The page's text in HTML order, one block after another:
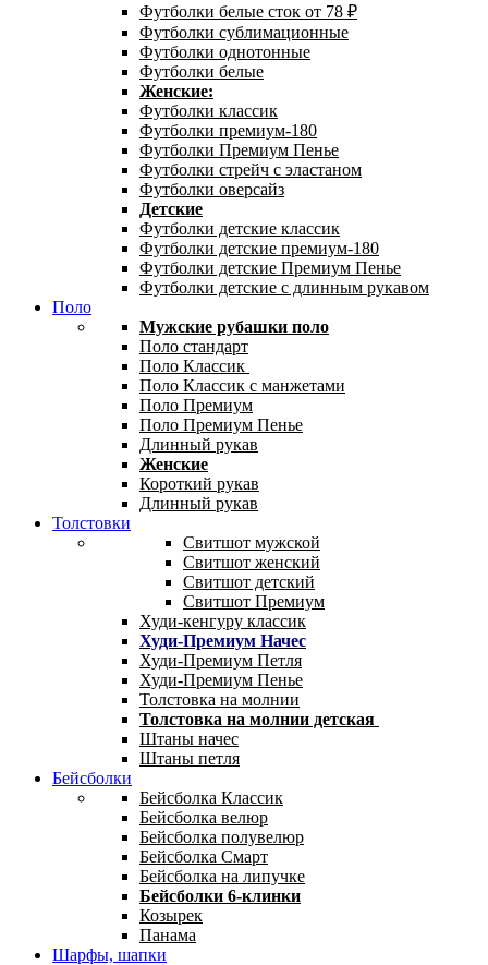
Футболки белые сток от 78 ₽
Футболки сублимационные
Футболки однотонные
Футболки белые
Женские:
Футболки классик
Футболки премиум-180
Футболки Премиум Пенье
Футболки стрейч с эластаном
Футболки оверсайз
Детские
Футболки детские классик
Футболки детские премиум-180
Футболки детские Премиум Пенье
Футболки детские с длинным рукавом
Поло
Мужские рубашки поло
Поло стандарт
Поло Классик
Поло Классик с манжетами
Поло Премиум
Поло Премиум Пенье
Длинный рукав
Женские
Короткий рукав
Длинный рукав
Толстовки
Свитшот мужской
Свитшот женский
Свитшот детский
Свитшот Премиум
Худи-кенгуру классик
Худи-Премиум Начес
Худи-Премиум Петля
Худи-Премиум Пенье
Толстовка на молнии
Толстовка на молнии детская
Штаны начес
Штаны петля
Бейсболки
Бейсболка Классик
Бейсболка велюр
Бейсболка полувелюр
Бейсболка Смарт
Бейсболка на липучке
Бейсболки 6-клинки
Козырек
Панама
Шарфы, шапки